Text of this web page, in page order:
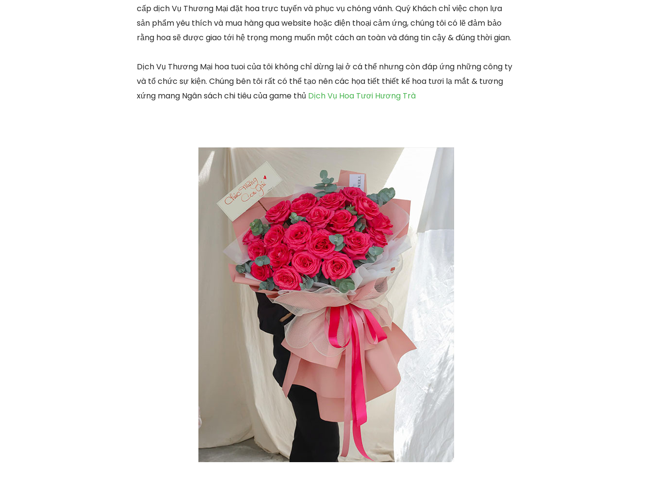
cấp dịch Vụ Thương Mại đặt hoa trực tuyến và phục vụ chóng vánh. Quý Khách chỉ việc chọn lựa
sản phẩm yêu thích và mua hàng qua website hoặc điện thoại cảm ứng, chúng tôi có lẽ đảm bảo
rằng hoa sẽ được giao tới hệ trọng mong muốn một cách an toàn và đáng tin cậy & đúng thời gian.
Dịch Vụ Thương Mại hoa tuoi của tôi không chỉ dừng lại ở cá thể nhưng còn đáp ứng những công ty
và tổ chức sự kiện. Chúng bên tôi rất có thể tạo nên các họa tiết thiết kế hoa tươi lạ mắt & tương
xứng mang Ngân sách chi tiêu của game thủ Dịch Vụ Hoa Tươi Hương Trà